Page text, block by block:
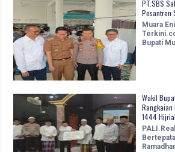
PT.SBS
Pesantren
Muara
Bupati
Wakil
Rangkaian
1444